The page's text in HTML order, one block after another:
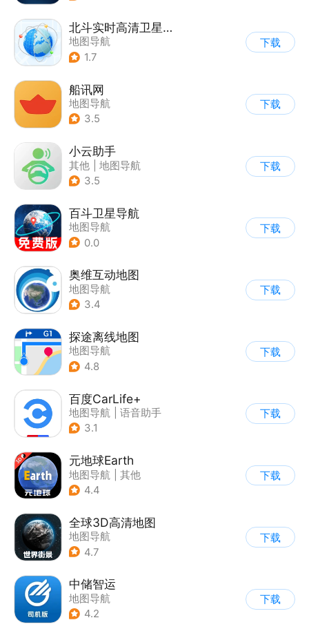
北斗实时高清卫星地图
地图导航
1.7
下载
船讯网
地图导航
3.5
下载
小云助手
其他
地图导航
3.5
下载
百斗卫星导航
地图导航
0.0
下载
奥维互动地图
地图导航
3.4
下载
探途离线地图
地图导航
4.8
下载
百度CarLife+
地图导航
语音助手
3.1
下载
元地球Earth
地图导航
其他
4.4
下载
全球3D高清地图
地图导航
4.7
下载
中储智运
地图导航
4.2
下载